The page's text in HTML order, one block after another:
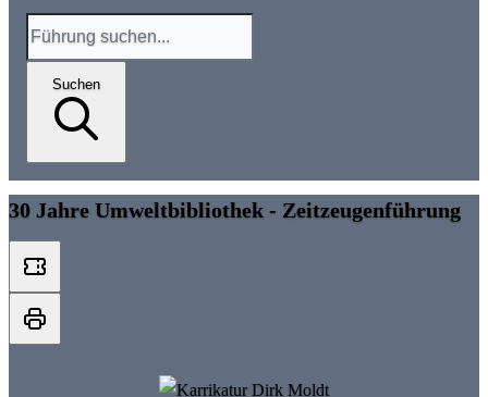
Suchen
30 Jahre Umweltbibliothek - Zeitzeugenführung